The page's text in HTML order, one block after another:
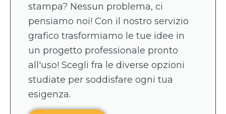
stampa? Nessun problema, ci
pensiamo noi! Con il nostro servizio
grafico trasformiamo le tue idee in
un progetto professionale pronto
all'uso! Scegli fra le diverse opzioni
studiate per soddisfare ogni tua
esigenza.